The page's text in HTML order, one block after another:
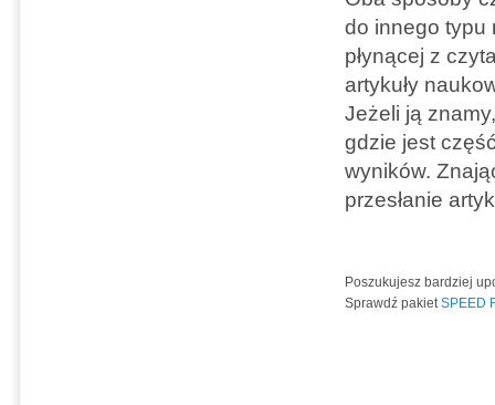
do innego typu
płynącej z
artykuły
Jeżeli ją
gdzie jest
wyników.
przesłanie
Poszukujesz bardziej
Sprawdź pakietSPEED